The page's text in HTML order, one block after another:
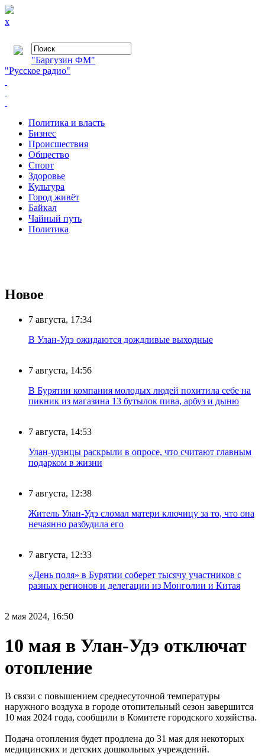
x
"Баргузин ФМ"
"Русское радио"
Политика и власть
Бизнес
Происшествия
Общество
Cпорт
Здоровье
Культура
Город живёт
Байкал
Чайный путь
Политика
Новое
7 августа, 17:34
В Улан-Удэ ожидаются дождливые выходные
7 августа, 14:56
В Бурятии компания молодых людей похитила себе на
пикник из магазина 13 бутылок пива, арбуз и дыню
7 августа, 14:53
Улан-удэнцы раскрыли в опросе, что считают главным
подарком в жизни
7 августа, 12:38
Житель Улан-Удэ сломал матери ключицу за то, что она
нечаянно разбудила его
7 августа, 12:33
«День поля» в Бурятии соберет тысячу участников с
разных регионов и делегации из Монголии и Китая
2 мая 2024, 16:50
10 мая в Улан-Удэ отключат
отопление
В связи с повышением среднесуточной температуры
наружного воздуха в городе отопительный сезон завершится
10 мая 2024 года, сообщили в Комитете городского хозяйства.
Подача отопления будет продлена до 31 мая для некоторых
медицинских и детских дошкольных учреждений.